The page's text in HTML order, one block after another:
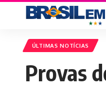
ÚLTIMAS NOTÍCIAS
Provas